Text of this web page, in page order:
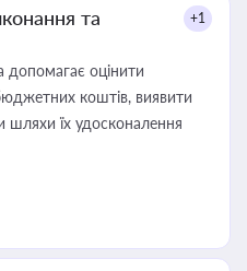
та
+1
допомагає оцінити
коштів, виявити
шляхи їх удосконалення